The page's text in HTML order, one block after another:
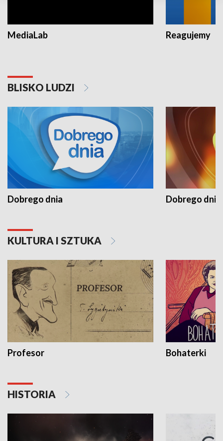
MediaLab Reagujemy
BLISKO LUDZI
Dobrego dnia Dobrego dnia
KULTURA I SZTUKA
Profesor Bohaterki
HISTORIA